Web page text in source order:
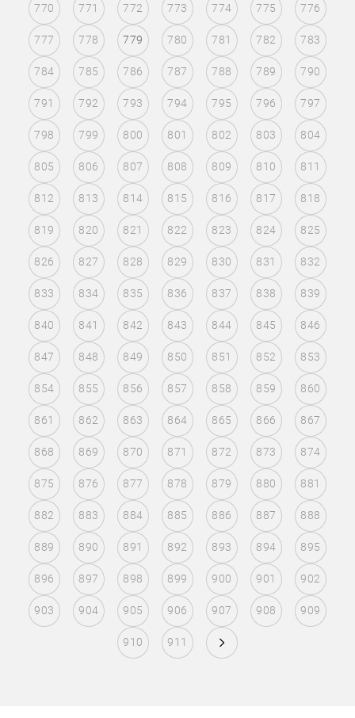
770 771 772 773 774 775 776
777 778 779 780 781 782 783
784 785 786 787 788 789 790
791 792 793 794 795 796 797
798 799 800 801 802 803 804
805 806 807 808 809 810 811
812 813 814 815 816 817 818
819 820 821 822 823 824 825
826 827 828 829 830 831 832
833 834 835 836 837 838 839
840 841 842 843 844 845 846
847 848 849 850 851 852 853
854 855 856 857 858 859 860
861 862 863 864 865 866 867
868 869 870 871 872 873 874
875 876 877 878 879 880 881
882 883 884 885 886 887 888
889 890 891 892 893 894 895
896 897 898 899 900 901 902
903 904 905 906 907 908 909
910 911